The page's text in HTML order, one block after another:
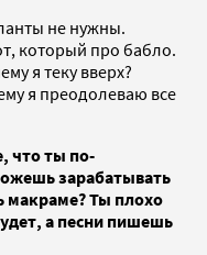
не нужны.
который про бабло.
я теку вверх?
я преодолеваю все
что ты по-
зарабатывать
макраме? Ты плохо
а песни пишешь